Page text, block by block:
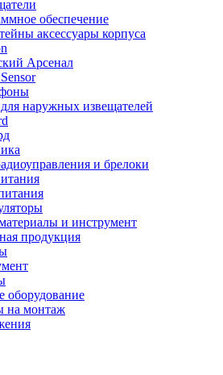
обеспечение
аксессуары корпуса
Арсенал
наружных извещателей
и брелоки
и инструмент
продукция
оборудование
на монтаж